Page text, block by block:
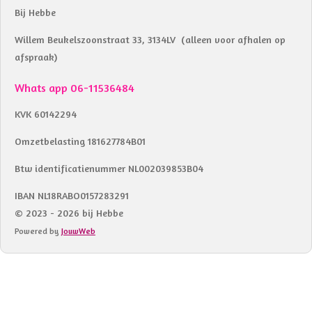
Bij Hebbe
Willem Beukelszoonstraat 33, 3134LV (alleen voor afhalen op
afspraak)
Whats app 06-11536484
KVK 60142294
Omzetbelasting 181627784B01
Btw identificatienummer NL002039853B04
IBAN NL18RABO0157283291
© 2023 - 2026 bij Hebbe
Powered by JouwWeb